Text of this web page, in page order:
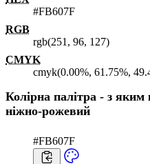
#FB607F
RGB
rgb(251, 96, 127)
CMYK
cmyk(0.00%, 61.75%,
Колірна палітра - з
ніжно-рожевий
#FB607F